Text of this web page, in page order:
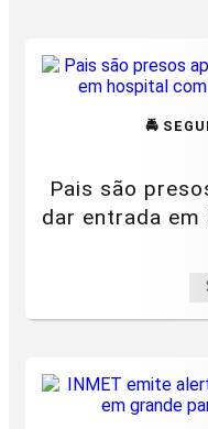
🚔
Pais são
dar entrada